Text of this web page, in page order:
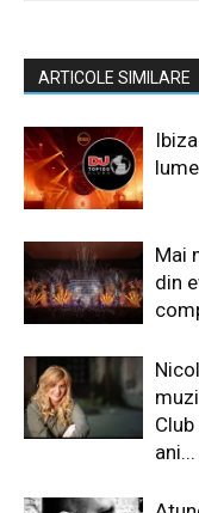
ARTICOLE SIMILARE
lume
Mai
din
ani...